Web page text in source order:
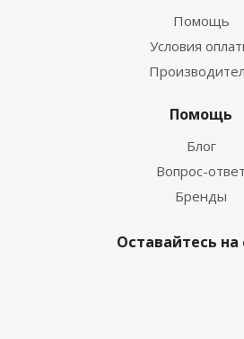
Помощь
Условия
Помощь
Блог
Вопрос-ответ
Бренды
Оставайтесь на